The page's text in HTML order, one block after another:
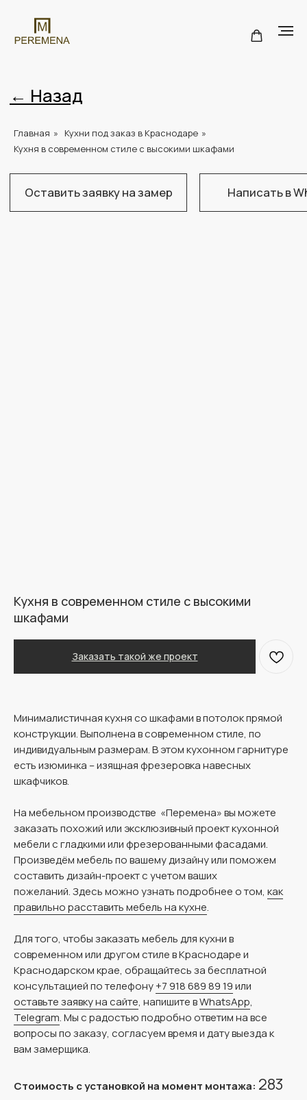
Главная » Кухни под заказ в Краснодаре »
Кухня в современном стиле с высокими шкафами
Оставить заявку на замер Написать в WhatsApp
Кухня в современном стиле с высокими
шкафами
Заказать такой же проект
Минималистичная кухня со шкафами в потолок прямой
конструкции. Выполнена в современном стиле, по
индивидуальным размерам. В этом кухонном гарнитуре
есть изюминка – изящная фрезеровка навесных
шкафчиков.
На мебельном производстве «Перемена» вы можете
заказать похожий или эксклюзивный проект кухонной
мебели с гладкими или фрезерованными фасадами.
Произведём мебель по вашему дизайну или поможем
составить дизайн-проект с учетом ваших
пожеланий. Здесь можно узнать подробнее о том, как
правильно расставить мебель на кухне.
Для того, чтобы заказать мебель для кухни в
современном или другом стиле в Краснодаре и
Краснодарском крае, обращайтесь за бесплатной
консультацией по телефону+7 918 689 89 19или
оставьте заявку на сайте, напишите вWhatsApp,
Telegram. Мы с радостью подробно ответим на все
вопросы по заказу, согласуем время и дату выезда к
вам замерщика.
Стоимость с установкой на момент монтажа: 283